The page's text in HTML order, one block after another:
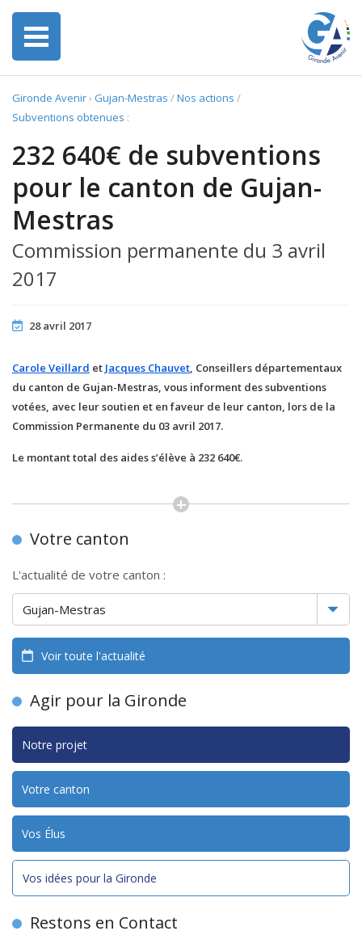
Gironde Avenir› Gujan-Mestras /Nos actions /
Subventions obtenues :
232 640€ de subventions
pour le canton de Gujan-
Mestras
Commission permanente du 3 avril
2017
28 avril 2017
Carole Veillard et Jacques Chauvet, Conseillers départementaux
du canton de Gujan-Mestras, vous informent des subventions
votées, avec leur soutien et en faveur de leur canton, lors de la
Commission Permanente du 03 avril 2017.
Le montant total des aides s’élève à 232 640€.
Votre canton
L'actualité de votre canton :
Voir toute l'actualité
Agir pour la Gironde
Notre projet
Votre canton
Vos Élus
Vos idées pour la Gironde
Restons en Contact